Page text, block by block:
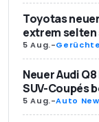
Toyotas
extrem selten
5 Aug.-Gerüchte
Neuer Audi
SUV-Coupés
5 Aug.-Auto